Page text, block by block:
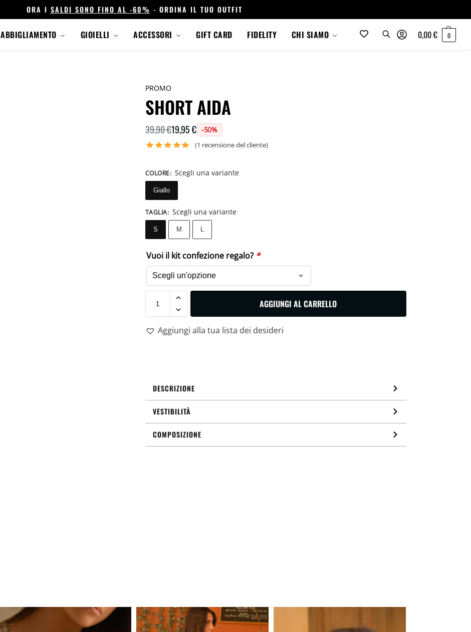
ORA I SALDI SONO FINO AL -60% - ORDINA IL TUO OUTFIT
ABBIGLIAMENTO GIOIELLI ACCESSORI GIFT CARD FIDELITY CHI SIAMO 0,00€ 0
PROMO
SHORT AIDA
39,90€19,95€ -50%
(1 recensione del cliente)
COLORE: Scegli una variante
Giallo
TAGLIA: Scegli una variante
S M L
Vuoi il kit confezione regalo? *
AGGIUNGI AL CARRELLO
Aggiungi alla tua lista dei desideri
DESCRIZIONE
VESTIBILITÀ
COMPOSIZIONE